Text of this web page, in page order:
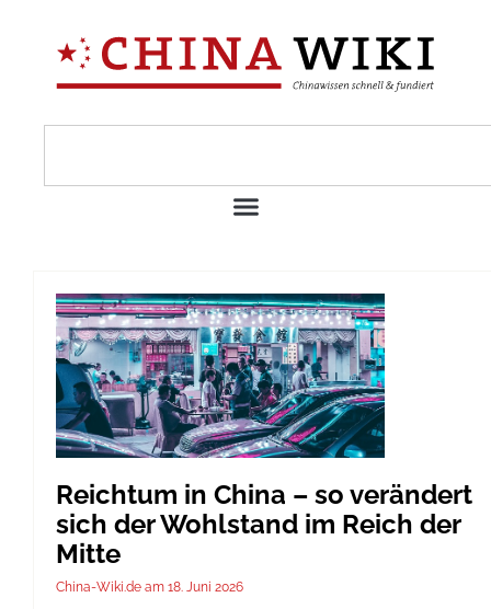
Reichtum in China – so verändert
sich der Wohlstand im Reich der
Mitte
China-Wiki.de 18. Juni 2026